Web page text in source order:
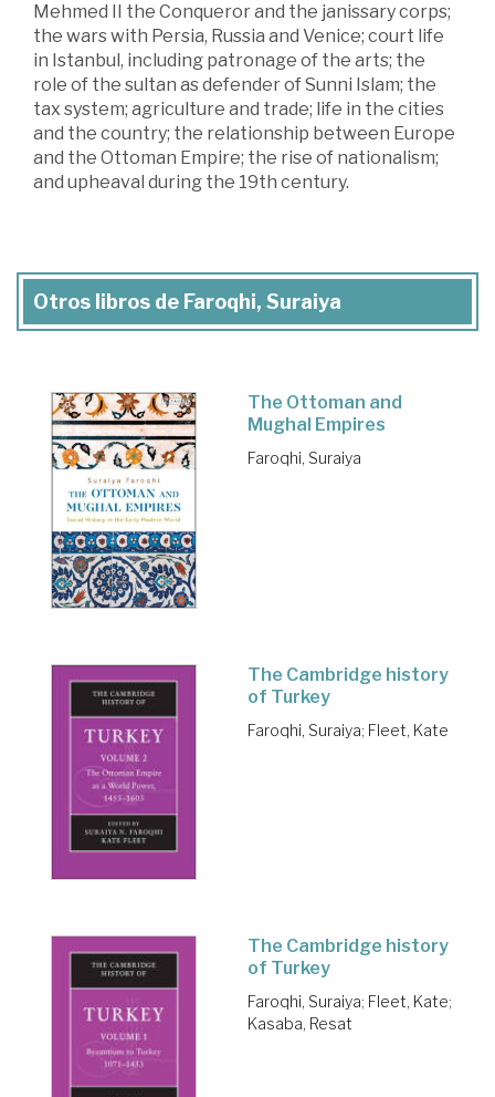
Mehmed II the Conqueror and the janissary corps;
the wars with Persia, Russia and Venice; court life
in Istanbul, including patronage of the arts; the
role of the sultan as defender of Sunni Islam; the
tax system; agriculture and trade; life in the cities
and the country; the relationship between Europe
and the Ottoman Empire; the rise of nationalism;
and upheaval during the 19th century.
Otros libros de Faroqhi, Suraiya
The Ottoman and
Mughal Empires
Faroqhi, Suraiya
The Cambridge history
of Turkey
Faroqhi, Suraiya; Fleet, Kate
The Cambridge history
of Turkey
Faroqhi, Suraiya; Fleet, Kate;
Kasaba, Resat